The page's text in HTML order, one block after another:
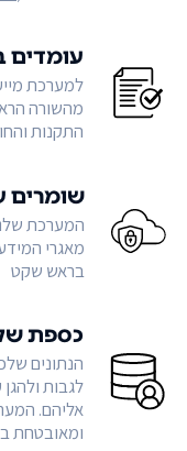
עומדים
למערכת
מהשורה
התקנות
שומרים
המערכת
מאגרי
בראש שקט
כספת
הנתונים
לגבות
אליהם.
ומאובטחת